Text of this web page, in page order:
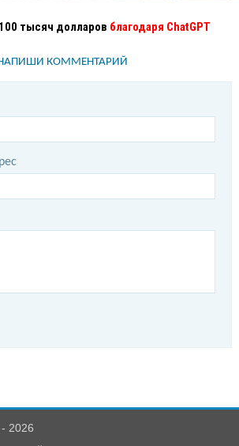
тысяч долларов благодаря ChatGPT
КОММЕНТАРИЙ
2026